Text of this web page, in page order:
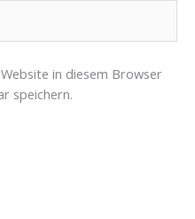
in diesem Browser
speichern.